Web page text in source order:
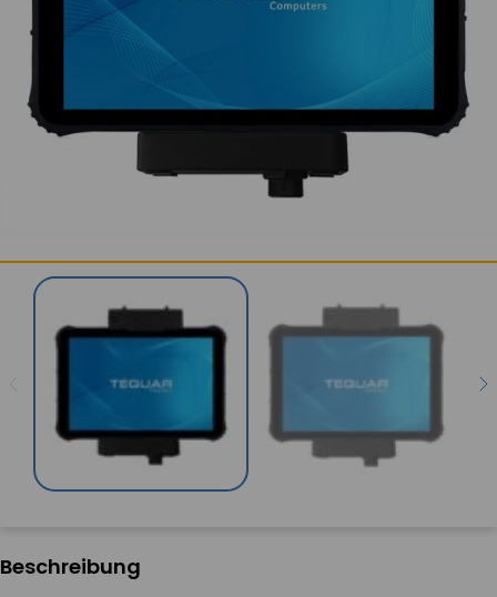
Beschreibung